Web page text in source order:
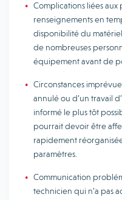
Complications liées aux
renseignements en
disponibilité du
de nombreuses
équipement avant de
Circonstances
annulé ou d’un travail
informé le plus tôt
pourrait devoir être
rapidement
paramètres.
Communication
technicien qui n’a pas